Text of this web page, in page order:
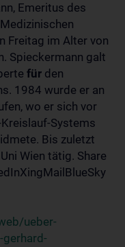
Emeritus des
Freitag im Alter von
Spieckermann galt
für den
1984 wurde er an
wo er sich vor
Systems
Bis zuletzt
Wien tätig. Share
ueber-